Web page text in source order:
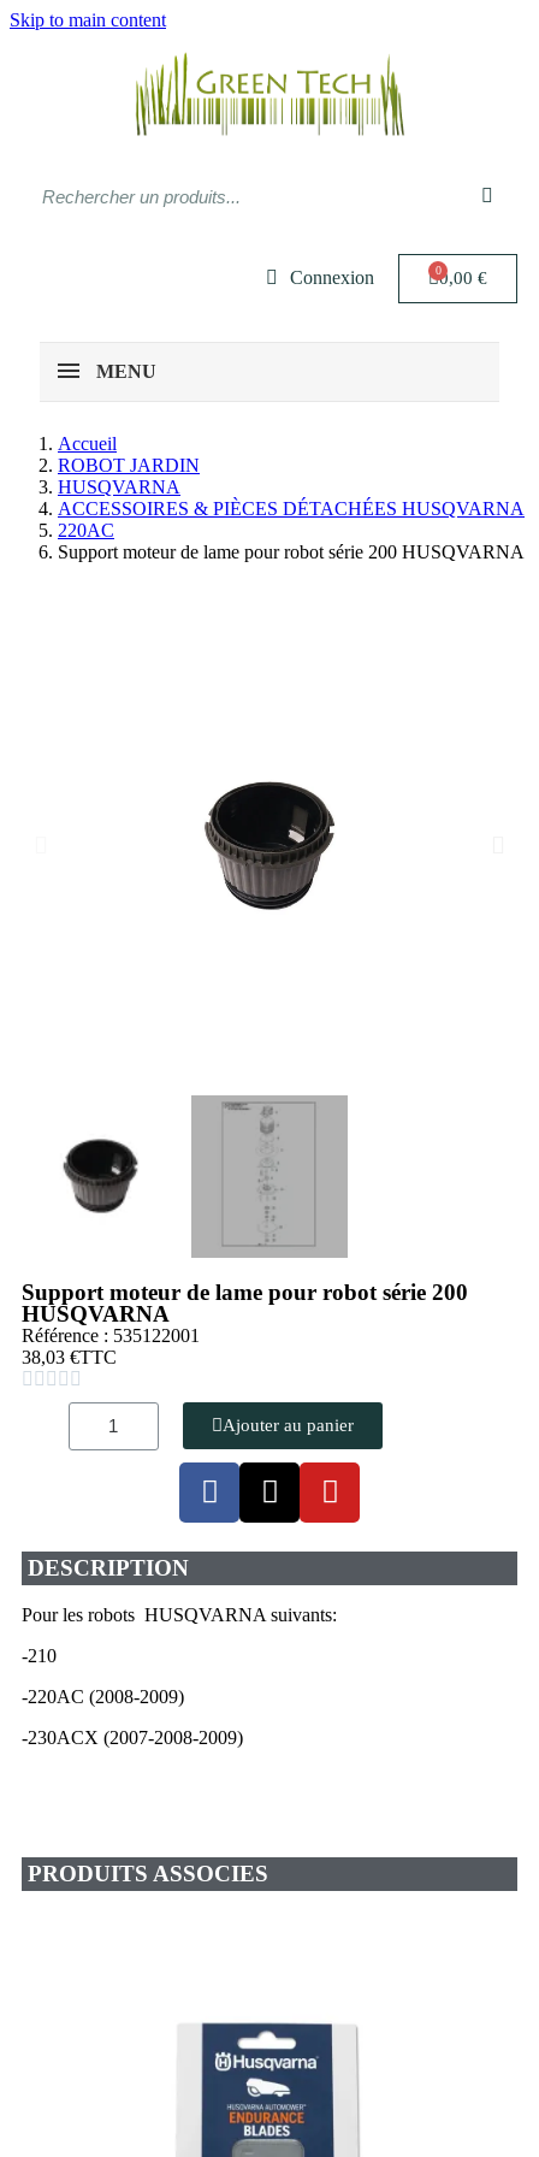
Skip to main content
Connexion 0,00 €
MENU
Accueil
ROBOT JARDIN
HUSQVARNA
ACCESSOIRES & PIÈCES DÉTACHÉES HUSQVARNA
220AC
Support moteur de lame pour robot série 200 HUSQVARNA
Support moteur de lame pour robot série 200
HUSQVARNA
Référence : 535122001
38,03 €TTC
    
Ajouter au panier
DESCRIPTION
Pour les robots HUSQVARNA suivants:
-210
-220AC (2008-2009)
-230ACX (2007-2008-2009)
PRODUITS ASSOCIES